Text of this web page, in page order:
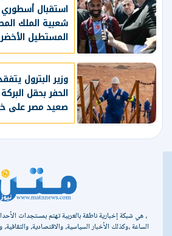
استقبال
شعبية الملك
المستطيل
يسعي لاستعادة
وتعزيز حظوظه
الأوروبية
وزير البترول
الحفر بحقل
صعيد مصر على
البترولي
، هي شبكة إخبارية ناطقة بالعربية تهتم بمستجدات
الساعة ،وكذلك الأخبار السياسية، والاقتصادية،